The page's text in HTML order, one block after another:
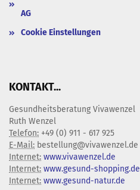
AG
Cookie Einstellungen
KONTAKT...
Gesundheitsberatung Vivawenzel
Ruth Wenzel
Telefon: +49 (0) 911 - 617 925
E-Mail: bestellung@vivawenzel.de
Internet: www.vivawenzel.de
Internet: www.gesund-shopping.de
Internet: www.gesund-natur.de